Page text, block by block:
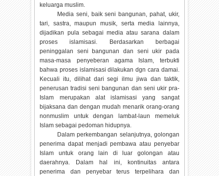
keluarga muslim.
Media seni, baik seni bangunan, pahat, ukir,
tari, sastra, maupun musik, serta media lainnya,
dijadikan pula sebagai media atau sarana dalam
proses islamisasi. Berdasarkan berbagai
peninggalan seni bangunan dan seni ukir pada
masa-masa penyeberan agama Islam, terbukti
bahwa proses islamisasi dilakukan dgn cara damai.
Kecuali itu, dilihat dari segi ilmu jiwa dan taktik,
penerusan tradisi seni bangunan dan seni ukir pra-
Islam merupakan alat islamisasi yang sangat
bijaksana dan dengan mudah menarik orang-orang
nonmuslim untuk dengan lambat-laun memeluk
Islam sebagai pedoman hidupnya.
Dalam perkembangan selanjutnya, golongan
penerima dapat menjadi pembawa atau penyebar
Islam untuk orang lain di luar golongan atau
daerahnya. Dalam hal ini, kontinuitas antara
penerima dan penyebar terus terpelihara dan